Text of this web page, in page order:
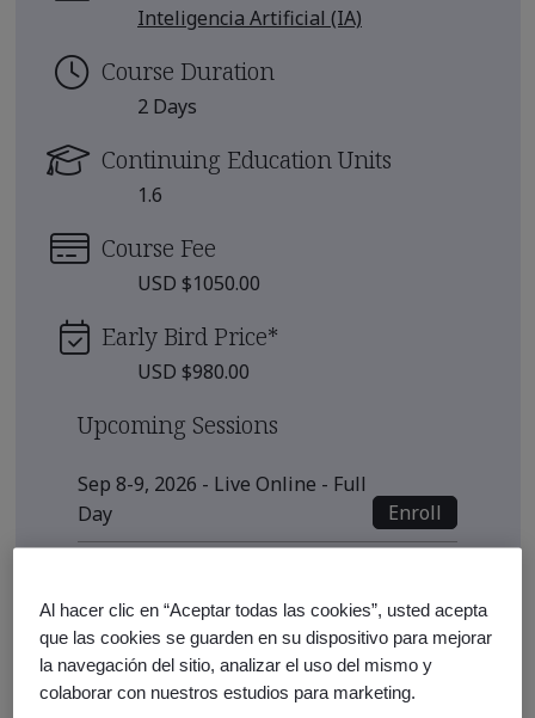
Inteligencia Artificial (IA)
Course Duration
2 Days
Continuing Education Units
1.6
Course Fee
USD $1050.00
Early Bird Price*
USD $980.00
Upcoming Sessions
Sep 8-9, 2026 - Live Online - Full
Day
Enroll
Day
Enroll
Nov 10-11, 2026 - Live Online -
Full Day
Enroll
Al hacer clic en “Aceptar todas las cookies”, usted acepta
que las cookies se guarden en su dispositivo para mejorar
la navegación del sitio, analizar el uso del mismo y
colaborar con nuestros estudios para marketing.